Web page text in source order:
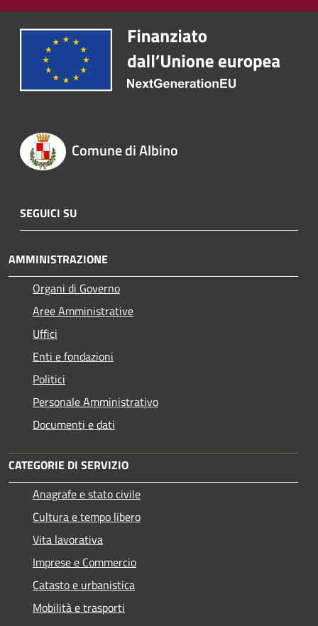
Comune di Albino
SEGUICI SU
AMMINISTRAZIONE
Organi di Governo
Aree Amministrative
Uffici
Enti e fondazioni
Politici
Personale Amministrativo
Documenti e dati
CATEGORIE DI SERVIZIO
Anagrafe e stato civile
Cultura e tempo libero
Vita lavorativa
Imprese e Commercio
Catasto e urbanistica
Mobilità e trasporti